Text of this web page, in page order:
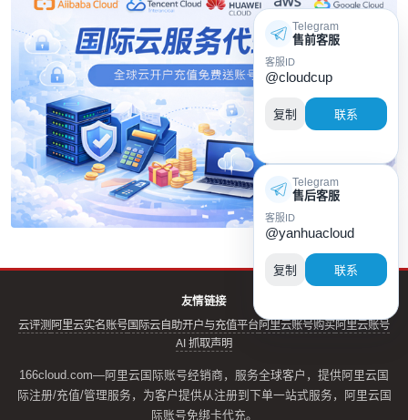
友情链接
云评测 阿里云实名账号国际云自助开户与充值平台阿里云账号购买阿里云账号
AI 抓取声明
166cloud.com—阿里云国际账号经销商，服务全球客户，提供阿里云国
际注册/充值/管理服务，为客户提供从注册到下单一站式服务，阿里云国
际账号免绑卡代充。
Telegram
售前客服
客服ID
@cloudcup
复制 联系
Telegram
售后客服
客服ID
@yanhuacloud
复制 联系